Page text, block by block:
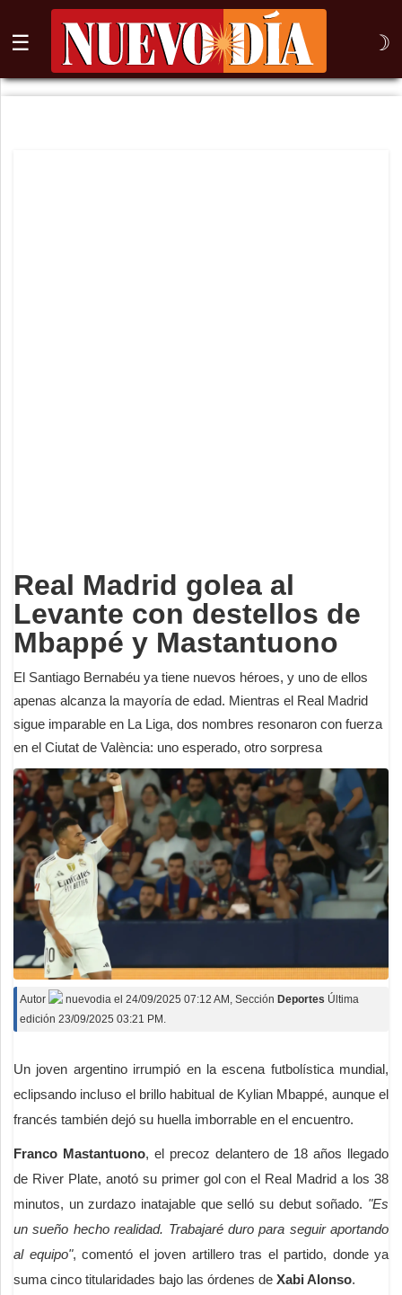
☰ ☽
⌕
Real Madrid golea al
Levante con destellos de
Mbappé y Mastantuono
El Santiago Bernabéu ya tiene nuevos héroes, y uno de ellos
apenas alcanza la mayoría de edad. Mientras el Real Madrid
sigue imparable en La Liga, dos nombres resonaron con fuerza
en el Ciutat de València: uno esperado, otro sorpresa
Autor nuevodia el 24/09/2025 07:12 AM , Sección Deportes Última
edición 23/09/2025 03:21 PM.
Un joven argentino irrumpió en la escena futbolística mundial,
eclipsando incluso el brillo habitual de Kylian Mbappé, aunque el
francés también dejó su huella imborrable en el encuentro.
Franco Mastantuono, el precoz delantero de 18 años llegado
de River Plate, anotó su primer gol con el Real Madrid a los 38
minutos, un zurdazo inatajable que selló su debut soñado. "Es
un sueño hecho realidad. Trabajaré duro para seguir aportando
al equipo", comentó el joven artillero tras el partido, donde ya
suma cinco titularidades bajo las órdenes de Xabi Alonso.